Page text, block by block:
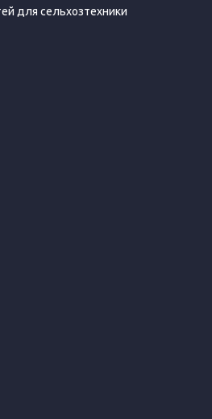
для сельхозтехники